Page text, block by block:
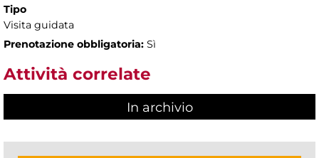
Tipo
Visita guidata
Prenotazione obbligatoria: Sì
Attività correlate
In archivio